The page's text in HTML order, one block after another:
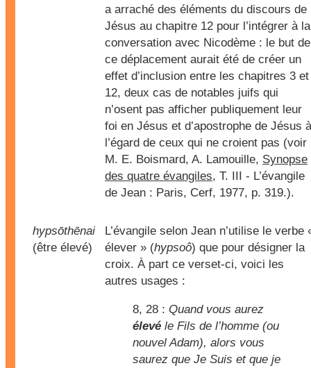
a arraché des éléments du discours de
Jésus au chapitre 12 pour l’intégrer à la
conversation avec Nicodème : le but de
ce déplacement aurait été de créer un
effet d’inclusion entre les chapitres 3 et
12, deux cas de notables juifs qui
n’osent pas afficher publiquement leur
foi en Jésus et d’apostrophe de Jésus à
l’égard de ceux qui ne croient pas (voir
M. E. Boismard, A. Lamouille, Synopse
des quatre évangiles, T. III - L’évangile
de Jean : Paris, Cerf, 1977, p. 319.).
hypsōthēnai
(être élevé)
L’évangile selon Jean n’utilise le verbe
élever » (hypsoô) que pour désigner la
croix. À part ce verset-ci, voici les
autres usages :
8, 28 : Quand vous aurez
élevé le Fils de l’homme (ou
nouvel Adam), alors vous
saurez que Je Suis et que je